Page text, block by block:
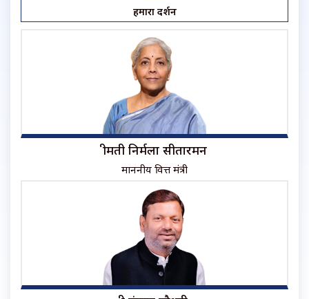
हमारा प्रदर्शन
श्रीमती निर्मला सीतारमन
माननीय वित्त मंत्री